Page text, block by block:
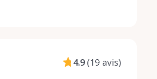
4.9 (19 avis)